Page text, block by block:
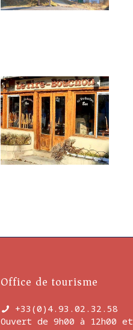
Office de tourisme
+33(0)4.93.02.32.58
Ouvert de 9h00 à 12h00 et